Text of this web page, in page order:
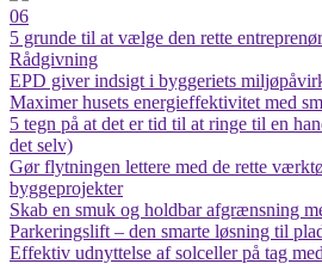
06
5 grunde til at vælge den rette
Rådgivning
EPD giver indsigt i byggeriets
Maximer husets energieffektivitet med
5 tegn på at det er tid til at ringe til en
det selv)
Gør flytningen lettere med de rette
byggeprojekter
Skab en smuk og holdbar afgrænsning
Parkeringslift – den smarte løsning til
Effektiv udnyttelse af solceller på tag